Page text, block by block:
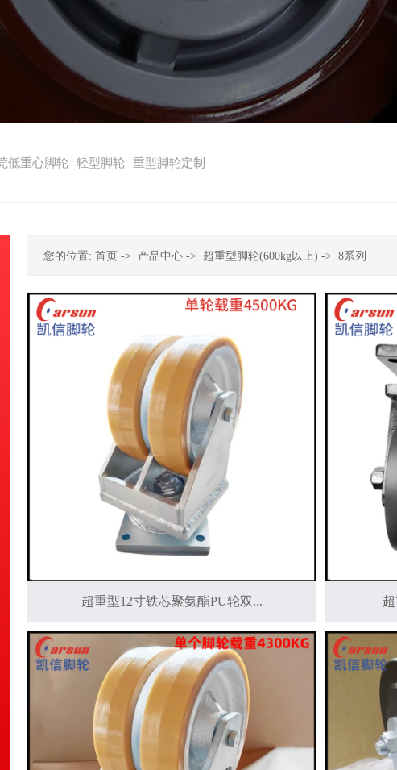
低重心脚轮 轻型脚轮 重型脚轮定制
您的位置: 首页 -> 产品中心 -> 超重型脚轮(600kg以上) -> 8系列
超重型12寸铁芯聚氨酯PU轮双...